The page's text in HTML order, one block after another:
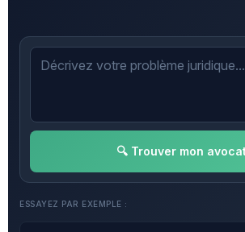
🔍 Trouver mon
ESSAYEZ PAR EXEMPLE :